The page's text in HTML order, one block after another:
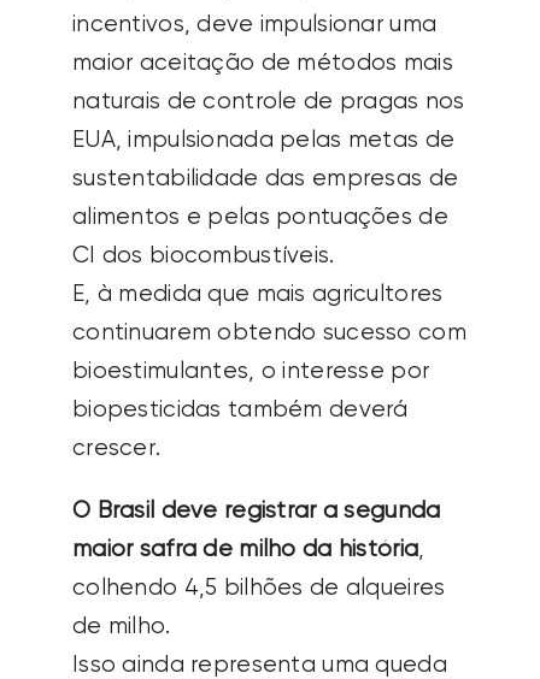
incentivos, deve impulsionar uma
maior aceitação de métodos mais
naturais de controle de pragas nos
EUA, impulsionada pelas metas de
sustentabilidade das empresas de
alimentos e pelas pontuações de
CI dos biocombustíveis.
E, à medida que mais agricultores
continuarem obtendo sucesso com
bioestimulantes, o interesse por
biopesticidas também deverá
crescer.
O Brasil deve registrar a segunda
maior safra de milho da história,
colhendo 4,5 bilhões de alqueires
de milho.
Isso ainda representa uma queda